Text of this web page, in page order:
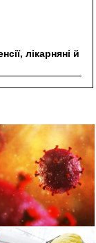
лікарняні й